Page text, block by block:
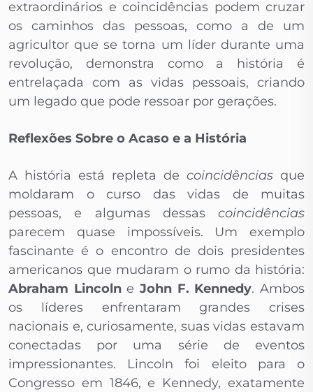
extraordinários e coincidências podem cruzar
os caminhos das pessoas, como a de um
agricultor que se torna um líder durante uma
revolução, demonstra como a história é
entrelaçada com as vidas pessoais, criando
um legado que pode ressoar por gerações.
Reflexões Sobre o Acaso e a História
A história está repleta de coincidências que
moldaram o curso das vidas de muitas
pessoas, e algumas dessas coincidências
parecem quase impossíveis. Um exemplo
fascinante é o encontro de dois presidentes
americanos que mudaram o rumo da história:
Abraham LincolneJohn F. Kennedy. Ambos
os líderes enfrentaram grandes crises
nacionais e, curiosamente, suas vidas estavam
conectadas por uma série de eventos
impressionantes. Lincoln foi eleito para o
Congresso em 1846, e Kennedy, exatamente